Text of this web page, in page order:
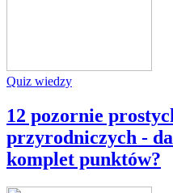
Quiz wiedzy
12 pozornie
przyrodniczych -
komplet punktów?